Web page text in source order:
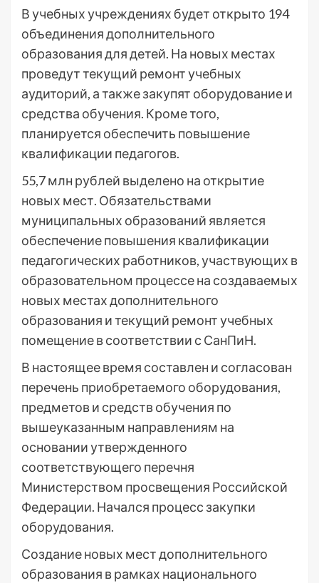
В учебных учреждениях будет открыто 194
объединения дополнительного
образования для детей. На новых местах
проведут текущий ремонт учебных
аудиторий, а также закупят оборудование и
средства обучения. Кроме того,
планируется обеспечить повышение
квалификации педагогов.
55,7 млн рублей выделено на открытие
новых мест. Обязательствами
муниципальных образований является
обеспечение повышения квалификации
педагогических работников, участвующих в
образовательном процессе на создаваемых
новых местах дополнительного
образования и текущий ремонт учебных
помещение в соответствии с СанПиН.
В настоящее время составлен и согласован
перечень приобретаемого оборудования,
предметов и средств обучения по
вышеуказанным направлениям на
основании утвержденного
соответствующего перечня
Министерством просвещения Российской
Федерации. Начался процесс закупки
оборудования.
Создание новых мест дополнительного
образования в рамках национального